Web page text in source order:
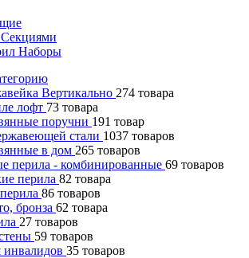
Наборы
Вертикально 274 товара
лофт 73 товара
поручни 191 товар
стали 1037 товаров
в дом 265 товаров
перила - комбинированные 69 товаров
перила 82 товара
86 товаров
бронза 62 товара
27 товаров
59 товаров
35 товаров